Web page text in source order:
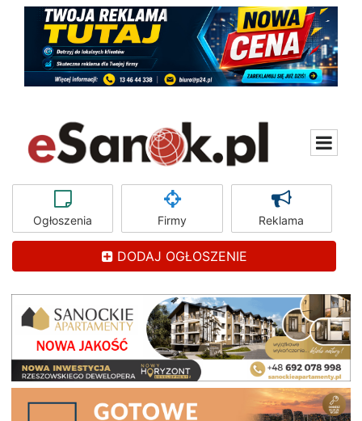
Ogłoszenia Firmy Reklama
DODAJ OGŁOSZENIE